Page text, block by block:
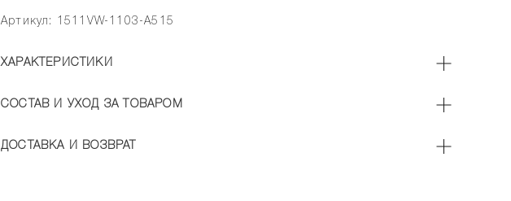
Артикул: 1511VW-1103-A515
ХАРАКТЕРИСТИКИ
СОСТАВ И УХОД ЗА ТОВАРОМ
ДОСТАВКА И ВОЗВРАТ